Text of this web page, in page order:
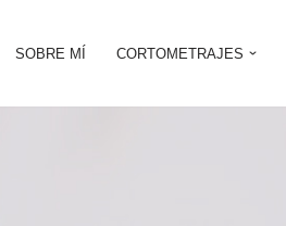
SOBRE MÍ CORTOMETRAJES